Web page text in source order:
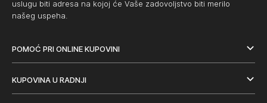
uslugu biti adresa na kojoj će Vaše zadovoljstvo biti merilo
našeg uspeha.
POMOĆ PRI ONLINE KUPOVINI
KUPOVINA U RADNJI